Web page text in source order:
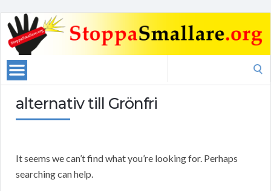
alternativ till Grönfri
It seems we can’t find what you’re looking for. Perhaps
searching can help.